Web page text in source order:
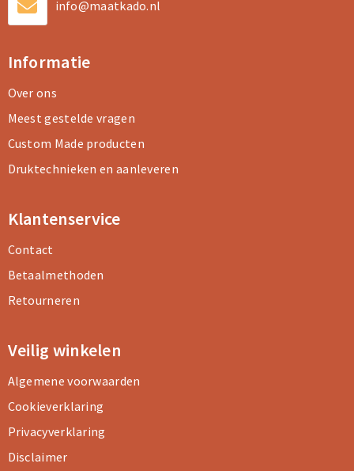
info@maatkado.nl
Informatie
Over ons
Meest gestelde vragen
Custom Made producten
Druktechnieken en aanleveren
Klantenservice
Contact
Betaalmethoden
Retourneren
Veilig winkelen
Algemene voorwaarden
Cookieverklaring
Privacyverklaring
Disclaimer